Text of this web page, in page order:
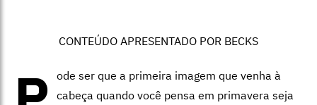
CONTEÚDO APRESENTADO POR BECKS
ode ser que a primeira imagem que venha à
cabeça quando você pensa em primavera seja